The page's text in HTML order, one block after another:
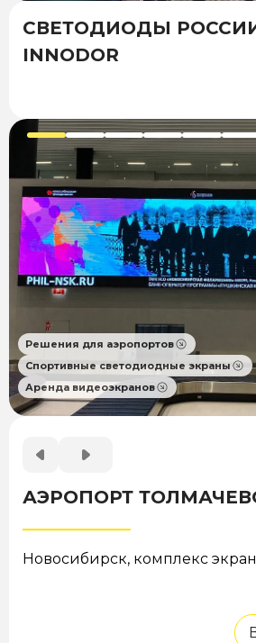
СВЕТОДИОДЫ
INNODOR
Решения для аэропортов
Спортивные светодиодные экраны
Аренда видеоэкранов
АЭРОПОРТ
Новосибирск, комплекс